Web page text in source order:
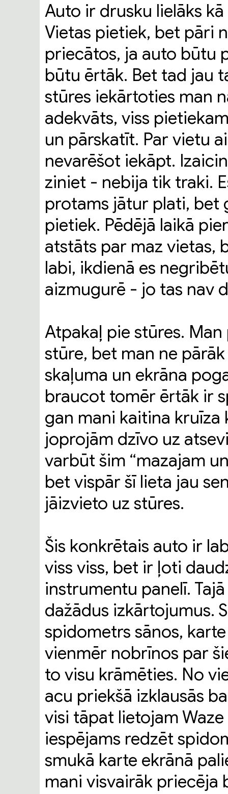
Auto ir drusku lielāks
Vietas pietiek, bet pāri
priecātos, ja auto būtu
būtu ērtāk. Bet tad jau
stūres iekārtoties man
adekvāts, viss
un pārskatīt. Par vietu
nevarēšot iekāpt.
ziniet - nebija tik traki.
protams jātur plati, bet
pietiek. Pēdējā laikā
atstāts par maz vietas,
labi, ikdienā es
aizmugurē - jo tas nav
Atpakaļ pie stūres.
stūre, bet man ne
skaļuma un ekrāna
braucot tomēr ērtāk ir
gan mani kaitina kruīza
joprojām dzīvo uz
varbūt šim “mazajam
bet vispār šī lieta jau
jāizvieto uz stūres.
Šis konkrētais auto ir
viss viss, bet ir ļoti
instrumentu panelī.
dažādus izkārtojumus.
spidometrs sānos,
vienmēr nobrīnos par
to visu krāmēties. No
acu priekšā izklausās
visi tāpat lietojam
iespējams redzēt
smukā karte ekrānā
mani visvairāk priecēja